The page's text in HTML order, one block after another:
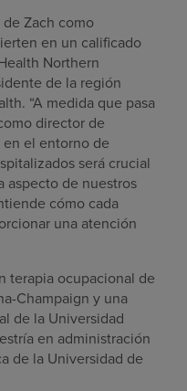
Zach como
en un calificado
Northern
de la región
“A medida que pasa
director de
el entorno de
será crucial
aspecto de nuestros
cómo cada
una atención
terapia ocupacional de
Champaign y una
de la Universidad
en administración
de la Universidad de